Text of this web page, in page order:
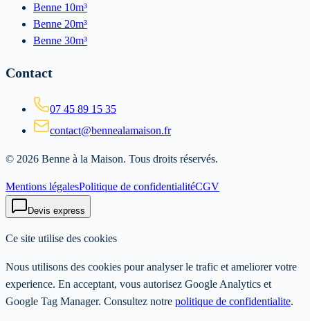
Benne 10m³
Benne 20m³
Benne 30m³
Contact
07 45 89 15 35
contact@bennealamaison.fr
© 2026 Benne à la Maison. Tous droits réservés.
Mentions légalesPolitique de confidentialitéCGV
Devis express
Ce site utilise des cookies
Nous utilisons des cookies pour analyser le trafic et ameliorer votre
experience. En acceptant, vous autorisez Google Analytics et
Google Tag Manager. Consultez notre politique de confidentialite.